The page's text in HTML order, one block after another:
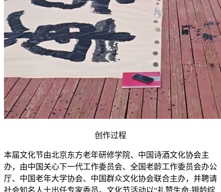
创作过程
本届文化节由北京东方老年研修学院、中国诗酒文化协会主
办，由中国关心下一代工作委员会、全国老龄工作委员会办公
厅、中国老年大学协会、中国群众文化协会联合主办，并聘请
社会知名人士出任专家委员。文化节活动以“礼赞生命·银龄绽